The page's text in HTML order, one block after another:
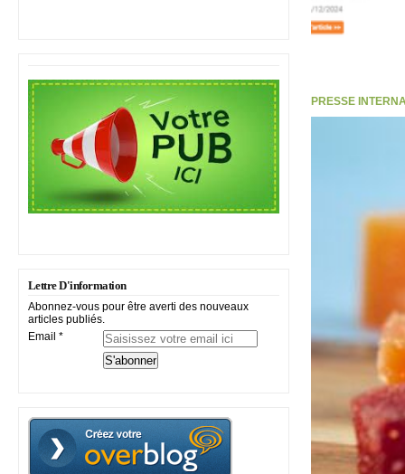
Lettre D'information
Abonnez-vous pour être averti des nouveaux
articles publiés.
Email
PRESSE